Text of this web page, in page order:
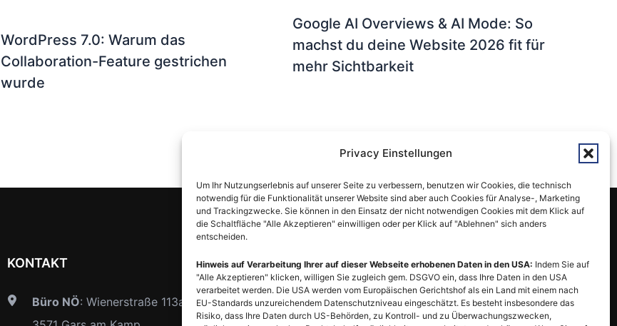
Privacy Einstellungen
Um Ihr Nutzungserlebnis auf unserer Seite zu verbessern, benutzen wir Cookies, die technisch
notwendig für die Funktionalität unserer Website sind aber auch Cookies für Analyse-, Marketing
und Trackingzwecke. Sie können in den Einsatz der nicht notwendigen Cookies mit dem Klick auf
die Schaltfläche "Alle Akzeptieren" einwilligen oder per Klick auf "Ablehnen" sich anders
entscheiden.
Hinweis auf Verarbeitung Ihrer auf dieser Webseite erhobenen Daten in den USA: Indem Sie auf
"Alle Akzeptieren" klicken, willigen Sie zugleich gem. DSGVO ein, dass Ihre Daten in den USA
verarbeitet werden. Die USA werden vom Europäischen Gerichtshof als ein Land mit einem nach
EU-Standards unzureichendem Datenschutzniveau eingeschätzt. Es besteht insbesondere das
Risiko, dass Ihre Daten durch US-Behörden, zu Kontroll- und zu Überwachungszwecken,
WordPress 7.0: Warum das
Collaboration-Feature gestrichen
wurde
Google AI Overviews & AI Mode: So
machst du deine Website 2026 fit für
mehr Sichtbarkeit
KONTAKT
Büro NÖ: Wienerstraße 113a,
NEWS/BLOG
Kritische Sicherheitslücke: WordPress 7.0.2
veröffentlicht